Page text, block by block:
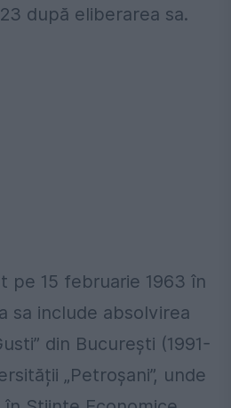
după eliberarea sa.
pe 15 februarie 1963 în
sa include absolvirea
din București (1991-
„Petroșani”, unde